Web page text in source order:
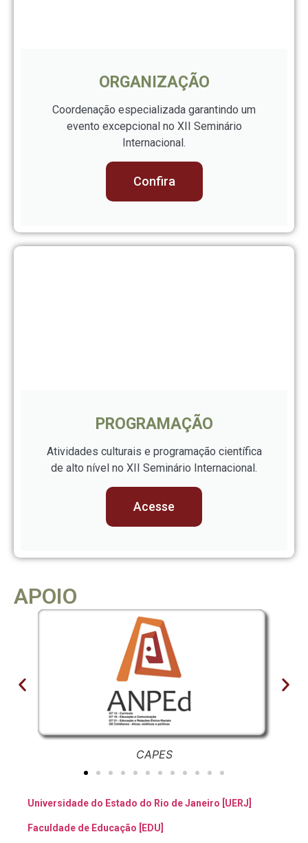
ORGANIZAÇÃO
Coordenação especializada garantindo um
evento excepcional no XII Seminário
Internacional.
Confira
PROGRAMAÇÃO
Atividades culturais e programação científica
de alto nível no XII Seminário Internacional.
Acesse
APOIO
CAPES
Universidade do Estado do Rio de Janeiro [UERJ]
Faculdade de Educação [EDU]